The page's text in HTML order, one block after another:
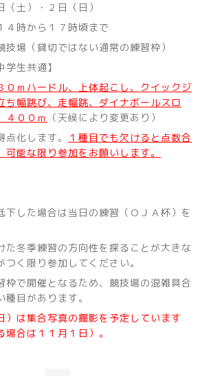
土）・２日（日）
から１７時頃まで
場（貸切ではない通常の練習枠）
生共通】
０ｍハードル、上体起こし、クイックジ
ち幅跳び、走幅跳、ダイナボールスロ
４００ｍ
（天候により変更あり）
化します。
１種目でも欠けると点数合
能な限り参加をお願いします。
した場合は当日の練習（ＯＪＡ杯）を
冬季練習の方向性を探ることが大きな
つく限り参加してください。
で開催となるため、競技場の混雑具合
目があります。
）は集合写真の撮影を予定しています
場合は１１月１日）。